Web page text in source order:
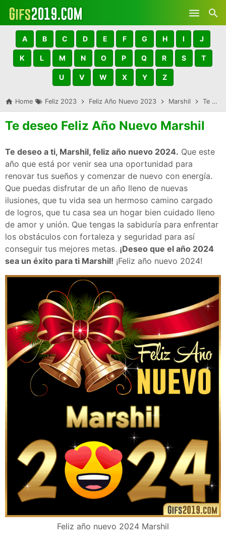
Skip to main content
A B C D E F G H I J
K L M N O P Q R S T
U V W X Y Z
Home Feliz 2023 Feliz Año Nuevo 2023 Marshil Te deseo Feliz Año Nuevo Marshil
Te deseo Feliz Año Nuevo Marshil
Te deseo a ti, Marshil, feliz año nuevo 2024. Que este
año que está por venir sea una oportunidad para
renovar tus sueños y comenzar de nuevo con energía.
Que puedas disfrutar de un año lleno de nuevas
ilusiones, que tu vida sea un hermoso camino cargado
de logros, que tu casa sea un hogar bien cuidado lleno
de amor y unión. Que tengas la sabiduría para enfrentar
los obstáculos con fortaleza y seguridad para así
conseguir tus mejores metas. ¡Deseo que el año 2024
sea un éxito para ti Marshil! ¡Feliz año nuevo 2024!
Feliz año nuevo 2024 Marshil